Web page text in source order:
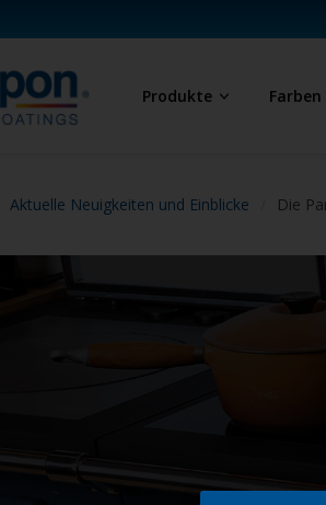
Produkte Farben
Aktuelle Neuigkeiten und Einblicke Die